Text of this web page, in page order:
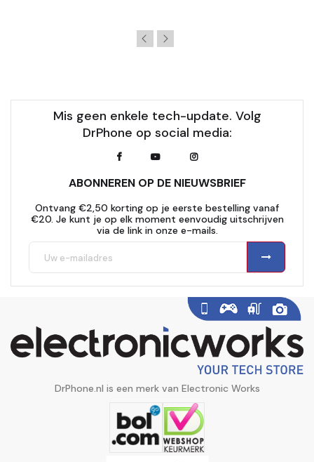
Mis geen enkele tech-update. Volg
DrPhone op social media:
ABONNEREN OP DE NIEUWSBRIEF
Ontvang €2,50 korting op je eerste bestelling vanaf
€20. Je kunt je op elk moment eenvoudig uitschrijven
via de link in onze e-mails.
DrPhone.nl is een merk van Electronic Works